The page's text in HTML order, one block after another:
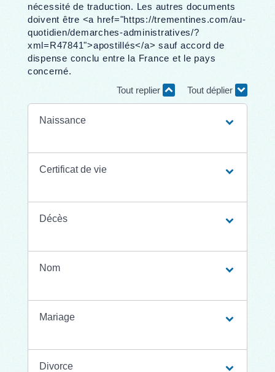
nécessité de traduction. Les autres documents
doivent être <a href="https://trementines.com/au-
quotidien/demarches-administratives/?
xml=R47841">apostillés</a> sauf accord de
dispense conclu entre la France et le pays
concerné.
Tout replier
Tout déplier
Naissance
Certificat de vie
Décès
Nom
Mariage
Divorce